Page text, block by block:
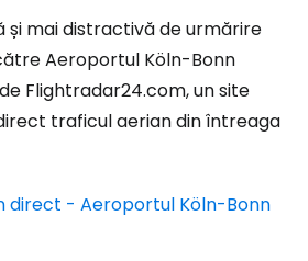
mai distractivă de urmărire
Aeroportul Köln-Bonn
Flightradar24.com, un site
traficul aerian din întreaga
direct - Aeroportul Köln-Bonn